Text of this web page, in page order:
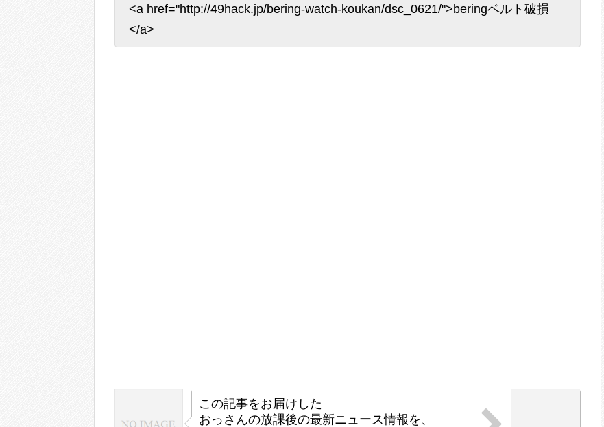
<a href="http://49hack.jp/bering-watch-koukan/dsc_0621/">beringベルト破損
</a>
この記事をお届けした
おっさんの放課後の最新ニュース情報を、